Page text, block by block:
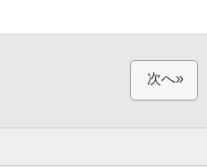
次へ»